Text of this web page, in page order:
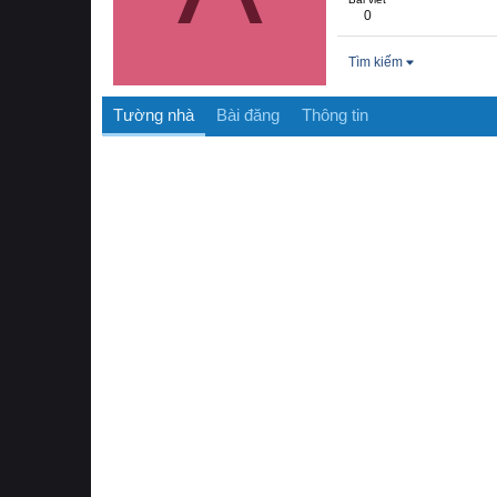
0
Tìm kiếm
Tường nhà Bài đăng Thông tin